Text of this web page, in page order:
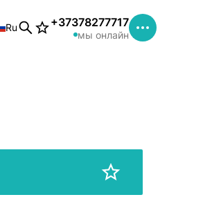
Ru +37378277717
мы онлайн